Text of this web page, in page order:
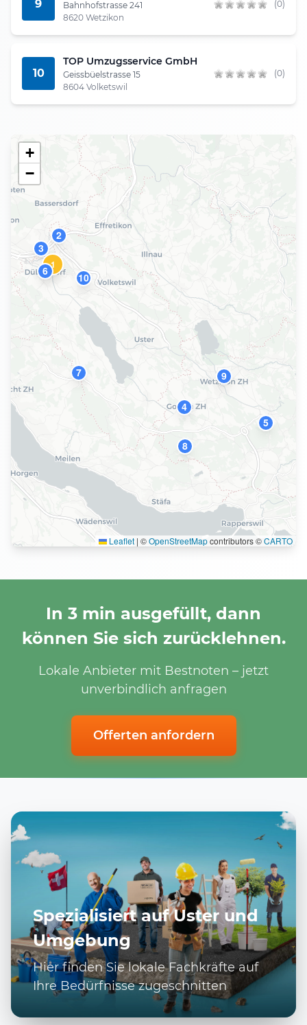
9
Bahnhofstrasse 241
8620 Wetzikon
(0)
10
TOP Umzugsservice GmbH
Geissbüelstrasse 15
8604 Volketswil
(0)
1
2
3
4
5
6
7
8
9
10
+
−
Leaflet | ©OpenStreetMapcontributors ©CARTO
In 3 min ausgefüllt, dann
können Sie sich zurücklehnen.
Lokale Anbieter mit Bestnoten – jetzt
unverbindlich anfragen
Offerten anfordern
Spezialisiert auf Uster und
Umgebung
Hier finden Sie lokale Fachkräfte auf
Ihre Bedürfnisse zugeschnitten